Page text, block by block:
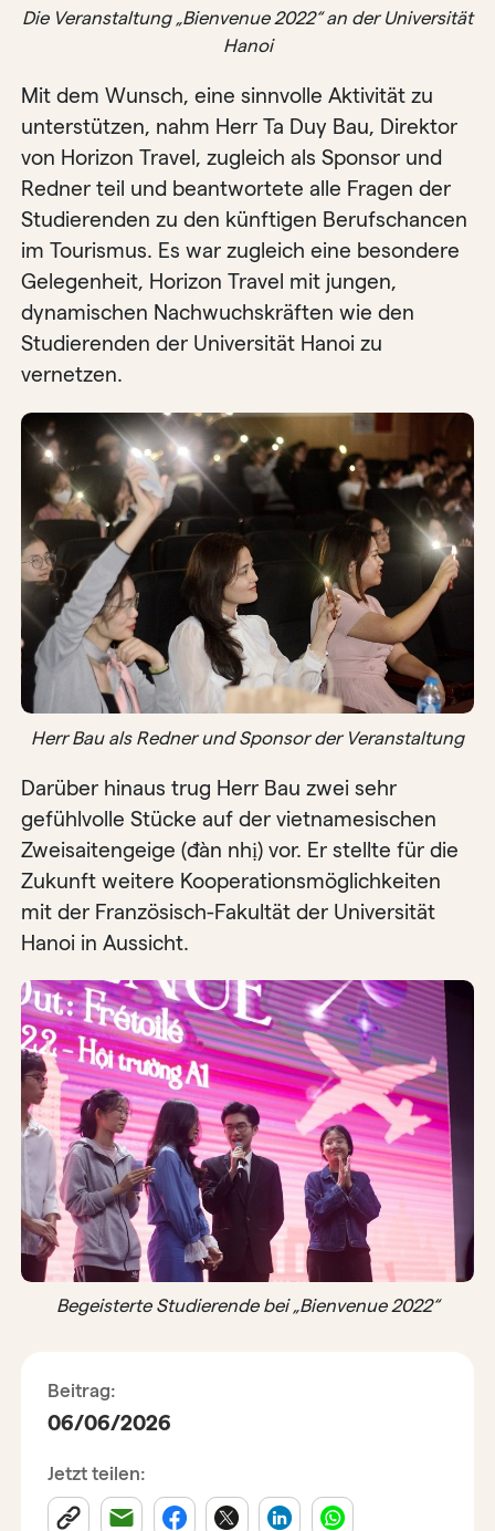
Die Veranstaltung „Bienvenue 2022“ an der Universität
Hanoi
Mit dem Wunsch, eine sinnvolle Aktivität zu
unterstützen, nahm Herr Ta Duy Bau, Direktor
von Horizon Travel, zugleich als Sponsor und
Redner teil und beantwortete alle Fragen der
Studierenden zu den künftigen Berufschancen
im Tourismus. Es war zugleich eine besondere
Gelegenheit, Horizon Travel mit jungen,
dynamischen Nachwuchskräften wie den
Studierenden der Universität Hanoi zu
vernetzen.
Herr Bau als Redner und Sponsor der Veranstaltung
Darüber hinaus trug Herr Bau zwei sehr
gefühlvolle Stücke auf der vietnamesischen
Zweisaitengeige (đàn nhị) vor. Er stellte für die
Zukunft weitere Kooperationsmöglichkeiten
mit der Französisch-Fakultät der Universität
Hanoi in Aussicht.
Begeisterte Studierende bei „Bienvenue 2022“
Beitrag:
06/06/2026
Jetzt teilen: